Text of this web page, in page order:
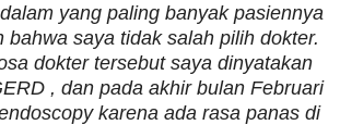
yang paling banyak pasiennya
bahwa saya tidak salah pilih dokter.
dokter tersebut saya dinyatakan
, dan pada akhir bulan Februari
karena ada rasa panas di